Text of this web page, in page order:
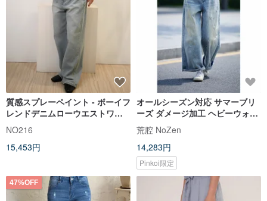
質感スプレーペイント - ボーイフ
レンドデニムローウエストワイ
ドパンツ - ブルー
NO216
15,453円
オールシーズン対応 サマーブリ
ーズ ダメージ加工 ヘビーウォッ
シュ デニム ストレートパンツ
荒腔 NoZen
14,283円
Pinkoi限定
47%OFF